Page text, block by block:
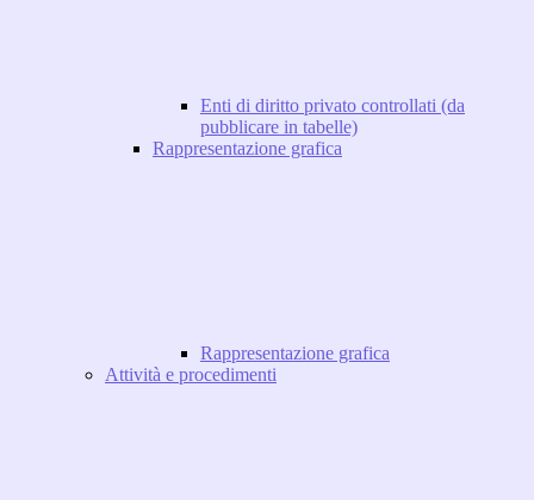
Enti di diritto privato controllati (da
pubblicare in tabelle)
Rappresentazione grafica
Rappresentazione grafica
Attività e procedimenti